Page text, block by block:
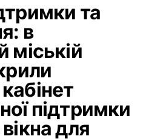
та
в
міській
підтримки
для